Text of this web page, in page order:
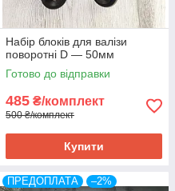
Набір блоків для валізи
поворотні D — 50мм
Готово до відправки
485 ₴/комплект
500 ₴/комплект
Купити
ПРЕДОПЛАТА –2%